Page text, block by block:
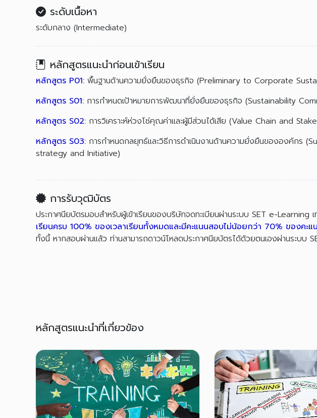
ระดับเนื้อหา
ระดับกลาง (Intermediate)
หลักสูตรแนะนำก่อนเข้าเรียน
หลักสูตร P01: พื้นฐานด้านความยั่งยืนของธุรกิจ (Preliminary to Corporate
หลักสูตร S01: การกำหนดเป้าหมายการพัฒนาที่ยั่งยืนของธุรกิจ (Sustainability
หลักสูตร S02: การวิเคราะห์ห่วงโซ่คุณค่าและผู้มีส่วนได้เสีย (Value Chain and
หลักสูตร S03: การกำหนดกลยุทธ์และวิธีการดำเนินงานด้านความยั่งยืนขององค์กร
strategy and Initiative)
การรับวุฒิบัตร
ประกาศนียบัตรมอบสำหรับผู้เข้าเรียนของบริษัทจดทะเบียนผ่านระบบ SET e-Learning เ
เรียนครบ 100% ของเวลาเรียนทั้งหมดและมีคะแนนสอบไม่น้อยกว่า 70% ของคะ
ทั้งนี้ หากสอบผ่านแล้ว ท่านสามารถดาวน์โหลดประกาศนียบัตรได้ด้วยตนเองผ่านระบบ
หลักสูตรแนะนำที่เกี่ยวข้อง